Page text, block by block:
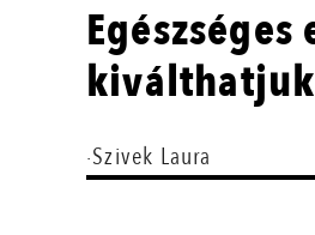
·Szivek Laura